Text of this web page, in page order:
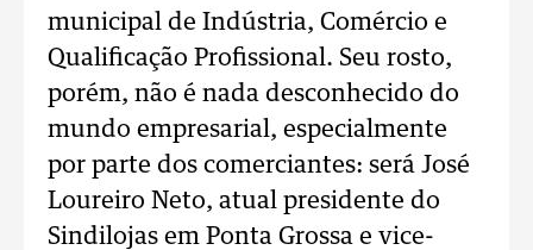
municipal de Indústria, Comércio e
Qualificação Profissional. Seu rosto,
porém, não é nada desconhecido do
mundo empresarial, especialmente
por parte dos comerciantes: será José
Loureiro Neto, atual presidente do
Sindilojas em Ponta Grossa e vice-